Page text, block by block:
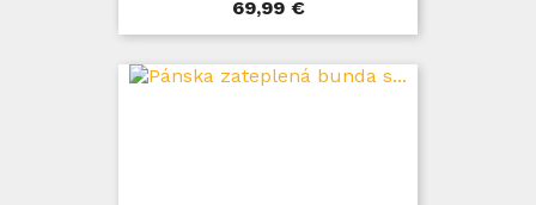
Cena
69,99 €